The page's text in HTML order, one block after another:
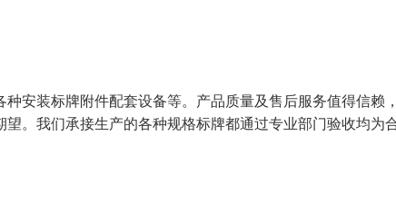
安装标牌附件配套设备等。产品质量及售后服务值得信赖
。我们承接生产的各种规格标牌都通过专业部门验收均为